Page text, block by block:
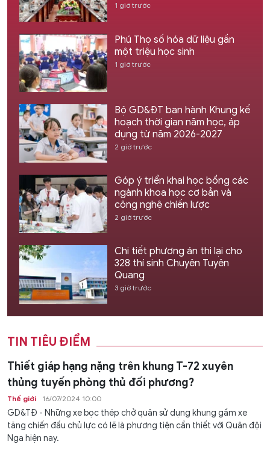
1 giờ trước
Phú Thọ số hóa dữ liệu gần
một triệu học sinh
1 giờ trước
Bộ GD&ĐT ban hành Khung kế
hoạch thời gian năm học, áp
dụng từ năm 2026-2027
2 giờ trước
Góp ý triển khai học bổng các
ngành khoa học cơ bản và
công nghệ chiến lược
2 giờ trước
Chi tiết phương án thi lại cho
328 thí sinh Chuyên Tuyên
Quang
3 giờ trước
TIN TIÊU ĐIỂM
Thiết giáp hạng nặng trên khung T-72 xuyên
thủng tuyến phòng thủ đối phương?
Thế giới 16/07/2024 10:00
GD&TĐ - Những xe bọc thép chở quân sử dụng khung gầm xe
tăng chiến đấu chủ lực có lẽ là phương tiện cần thiết với Quân đội
Nga hiện nay.